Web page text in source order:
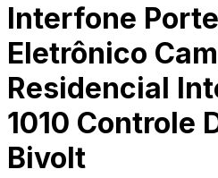
Interfone
Eletrônico
Residencial
1010 Controle
Bivolt